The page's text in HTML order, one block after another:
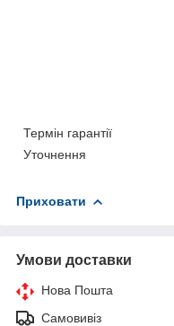
Термін гарантії
Уточнення
Приховати
Умови доставки
Нова Пошта
Самовивіз